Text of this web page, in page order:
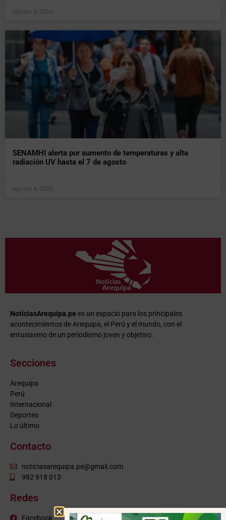
agosto 4, 2026
SENAMHI alerta por aumento de temperaturas y alta
radiación UV hasta el 7 de agosto
agosto 4, 2026
NoticiasArequipa.pe es un espacio para los principales
acontecimientos de Arequipa, el Perú y el mundo, con el
entusiasmo de un periodismo joven y objetivo.
Secciones
Arequipa
Perú
Internacional
Deportes
Lo último
Contacto
noticiasarequipa.pe@gmail.com
982 918 013
Redes
Facebook